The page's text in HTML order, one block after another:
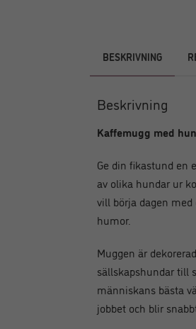
BESKRIVNING
Beskrivning
Kaffemugg med
Ge din fikastund en
av olika hundar ur
vill börja dagen
humor.
Muggen är
sällskapshundar till
människans bästa
jobbet och blir